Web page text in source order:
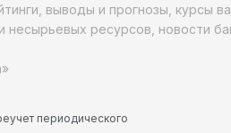
выводы и прогнозы, курсы
ресурсов, новости
периодического